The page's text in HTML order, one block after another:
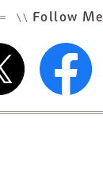
\\ Follow Me